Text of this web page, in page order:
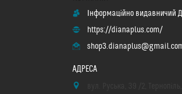
Інформаційно видавничий
https://dianaplus.com/